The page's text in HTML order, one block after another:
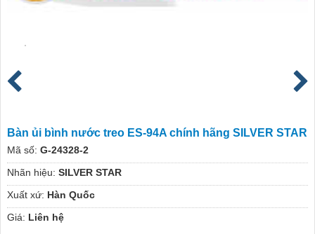
Bàn ủi bình nước treo ES-94A chính hãng SILVER STAR
Mã số: G-24328-2
Nhãn hiệu: SILVER STAR
Xuất xứ: Hàn Quốc
Giá: Liên hệ